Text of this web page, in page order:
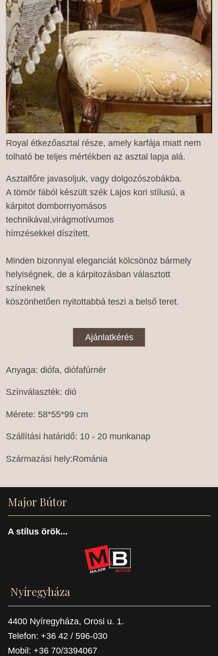
Royal étkezőasztal része, amely karfája miatt nem
tolható be teljes mértékben az asztal lapja alá.
Asztalfőre javasoljuk, vagy dolgozószobákba.
A tömör fából készült szék Lajos kori stílusú, a
kárpitot dombornyomásos
technikával,virágmotívumos
hímzésekkel díszített.
Minden bizonnyal eleganciát kölcsönöz bármely
helyiségnek, de a kárpitozásban választott
színeknek
köszönhetően nyitottabbá teszi a belső teret.
Ajánlatkérés
Anyaga: diófa, diófafúrnér
Színválaszték: dió
Mérete: 58*55*99 cm
Szállítási határidő: 10 - 20 munkanap
Származási hely:Románia
Major Bútor
A stílus örök...
Nyíregyháza
4400 Nyíregyháza, Orosi u. 1.
Telefon: +36 42 / 596-030
Mobil: +36 70/3394067